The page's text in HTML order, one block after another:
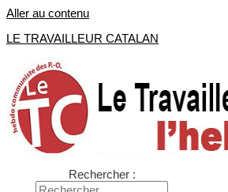
Aller au contenu
LE TRAVAILLEUR CATALAN
Rechercher :